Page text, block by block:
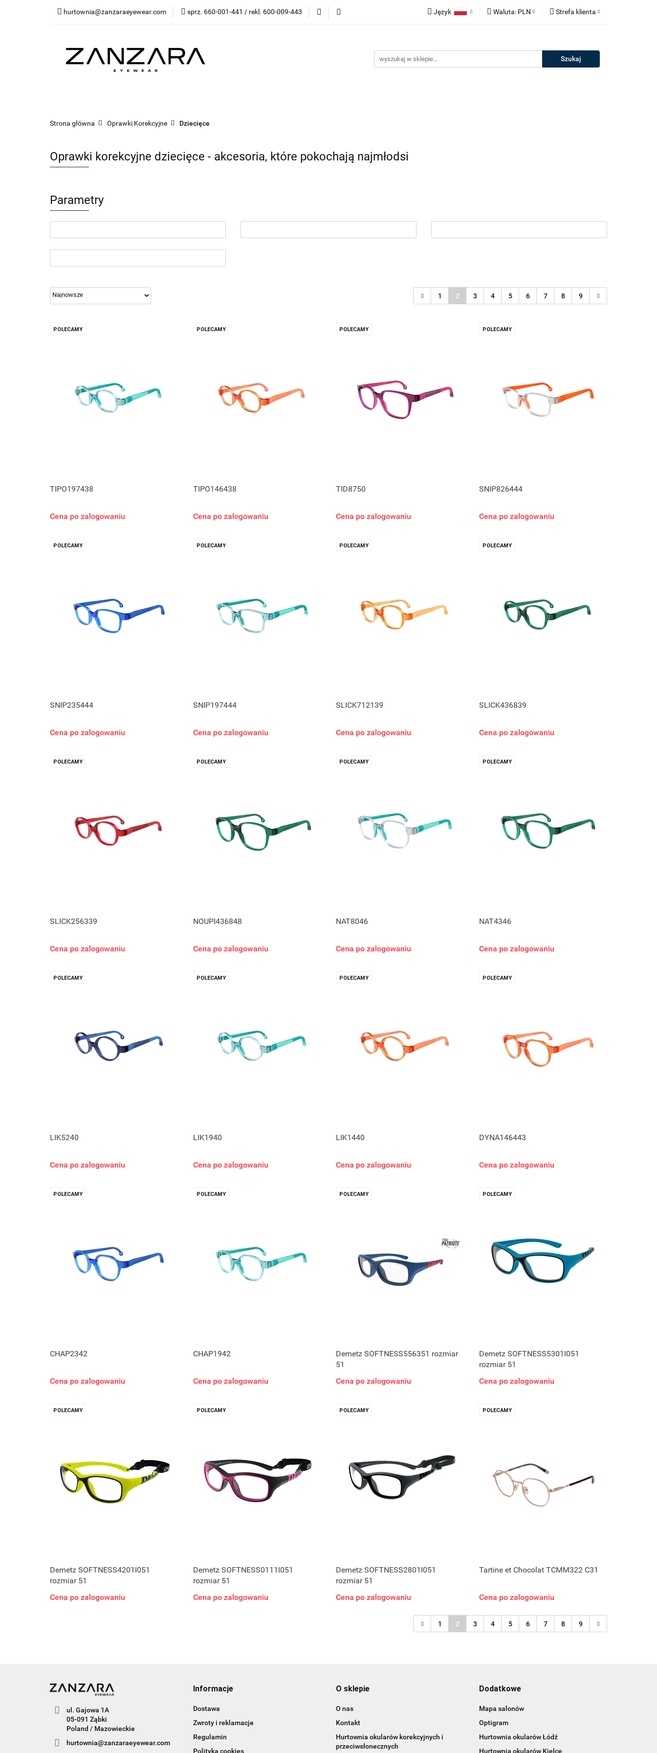
hurtownia@zanzaraeyewear.com sprz. 660-001-441 / rekl. 600-009-443 Język
English
German
Waluta: PLN
EUR
Strefa klienta
Zarejestruj się
Dodaj zgłoszenie
Bestsellery Kategorie Środki ochrony (maski)
NOWOŚCI Oprawki korekcyjne Oprawki Clip On Okulary przeciwsłoneczne
Akcesoria Bestsellery Kategorie
Strona główna Oprawki Korekcyjne Dziecięce
Oprawki korekcyjne dziecięce - akcesoria, które pokochają najmłodsi
Parametry
1 2 3 4 5 6 7 8 9
POLECAMY
TIPO197438
Cena po zalogowaniu
POLECAMY
TIPO146438
Cena po zalogowaniu
POLECAMY
TID8750
Cena po zalogowaniu
POLECAMY
SNIP826444
Cena po zalogowaniu
POLECAMY
SNIP235444
Cena po zalogowaniu
POLECAMY
SNIP197444
Cena po zalogowaniu
POLECAMY
SLICK712139
Cena po zalogowaniu
POLECAMY
SLICK436839
Cena po zalogowaniu
POLECAMY
SLICK256339
Cena po zalogowaniu
POLECAMY
NOUPI436848
Cena po zalogowaniu
POLECAMY
NAT8046
Cena po zalogowaniu
POLECAMY
NAT4346
Cena po zalogowaniu
POLECAMY
LIK5240
Cena po zalogowaniu
POLECAMY
LIK1940
Cena po zalogowaniu
POLECAMY
LIK1440
Cena po zalogowaniu
POLECAMY
DYNA146443
Cena po zalogowaniu
POLECAMY
CHAP2342
Cena po zalogowaniu
POLECAMY
CHAP1942
Cena po zalogowaniu
POLECAMY
Demetz SOFTNESS556351 rozmiar
51
Cena po zalogowaniu
POLECAMY
Demetz SOFTNESS5301I051
rozmiar 51
Cena po zalogowaniu
POLECAMY
Demetz SOFTNESS4201I051
rozmiar 51
Cena po zalogowaniu
POLECAMY
Demetz SOFTNESS0111I051
rozmiar 51
Cena po zalogowaniu
POLECAMY
Demetz SOFTNESS2801I051
rozmiar 51
Cena po zalogowaniu
POLECAMY
Tartine et Chocolat TCMM322 C31
Cena po zalogowaniu
1 2 3 4 5 6 7 8 9
ul. Gajowa 1A
05-091 Ząbki
Poland / Mazowieckie
hurtownia@zanzaraeyewear.com
Informacje
Dostawa
Zwroty i reklamacje
Regulamin
Polityka cookies
O sklepie
O nas
Kontakt
Hurtownia okularów korekcyjnych i
przeciwsłonecznych
Dodatkowe
Mapa salonów
Optigram
Hurtownia okularów Łódź
Hurtownia okularów Kielce